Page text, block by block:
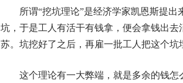
所谓“挖坑理论”是经济学家凯恩斯提
坑，于是工人有活干有钱拿，便会拿钱出
苏。坑挖好了之后，再雇一批工人把这个
这个理论有一大弊端，就是多余的钱